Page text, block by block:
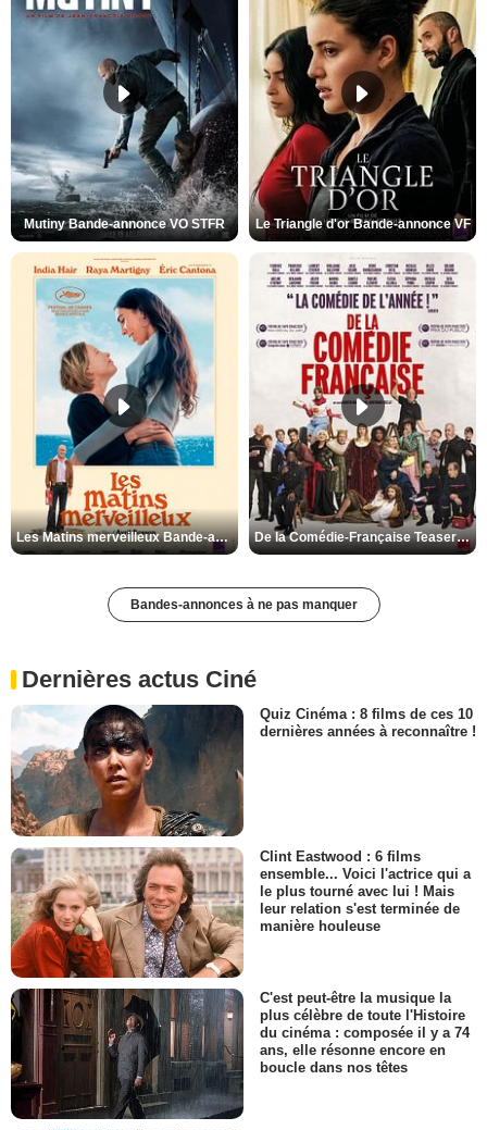
Mutiny Bande-annonce VO STFR Le Triangle d'or Bande-annonce VF
Les Matins merveilleux Bande-annonce VF De la Comédie-Française Teaser VF
Bandes-annonces à ne pas manquer
Dernières actus Ciné
Quiz Cinéma : 8 films de ces 10
dernières années à reconnaître !
Clint Eastwood : 6 films
ensemble... Voici l'actrice qui a
le plus tourné avec lui ! Mais
leur relation s'est terminée de
manière houleuse
C'est peut-être la musique la
plus célèbre de toute l'Histoire
du cinéma : composée il y a 74
ans, elle résonne encore en
boucle dans nos têtes